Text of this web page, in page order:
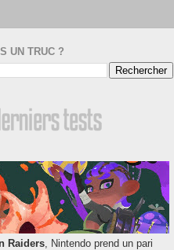
UN TRUC ?
Raiders, Nintendo prend un pari